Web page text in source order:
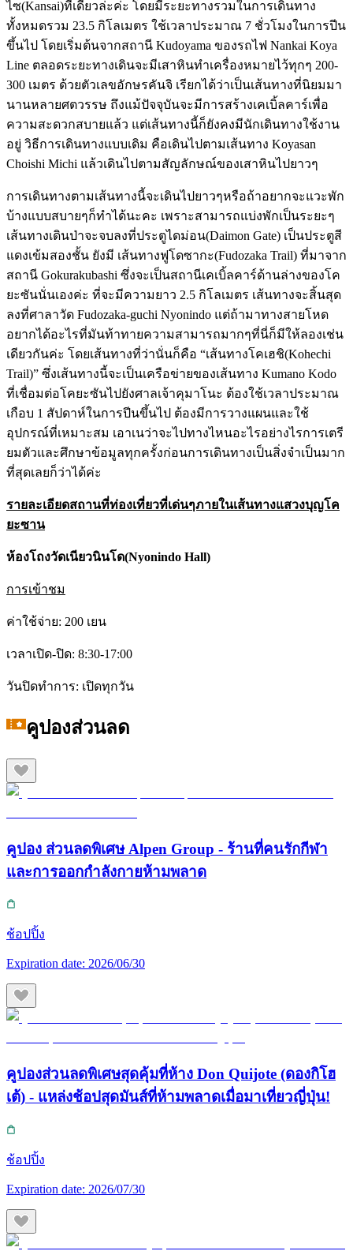
ไซ(Kansai)ทีเดียวล่ะค่ะ โดยมีระยะทางรวมในการเดินทาง
ทั้งหมดรวม 23.5 กิโลเมตร ใช้เวลาประมาณ 7 ชั่วโมงในการปีน
ขึ้นไป โดยเริ่มต้นจากสถานี Kudoyama ของรถไฟ Nankai Koya
Line ตลอดระยะทางเดินจะมีเสาหินทำเครื่องหมายไว้ทุกๆ 200-
300 เมตร ด้วยตัวเลขอักษรคันจิ เรียกได้ว่าเป็นเส้นทางที่นิยมมา
นานหลายศตวรรษ ถึงแม้ปัจจุบันจะมีการสร้างเคเบิ้ลคาร์เพื่อ
ความสะดวกสบายแล้ว แต่เส้นทางนี้ก็ยังคงมีนักเดินทางใช้งาน
อยู่ วิธีการเดินทางแบบเดิม คือเดินไปตามเส้นทาง Koyasan
Choishi Michi แล้วเดินไปตามสัญลักษณ์ของเสาหินไปยาวๆ
การเดินทางตามเส้นทางนี้จะเดินไปยาวๆหรือถ้าอยากจะแวะพัก
บ้างแบบสบายๆก็ทำได้นะคะ เพราะสามารถแบ่งพักเป็นระยะๆ
เส้นทางเดินป่าจะจบลงที่ประตูไดม่อน(Daimon Gate) เป็นประตูสี
แดงเข้มสองชั้น ยังมี เส้นทางฟูโดซากะ(Fudozaka Trail) ที่มาจาก
สถานี Gokurakubashi ซึ่งจะเป็นสถานีเคเบิ้ลคาร์ด้านล่างของโค
ยะซันนั่นเองค่ะ ที่จะมีความยาว 2.5 กิโลเมตร เส้นทางจะสิ้นสุด
ลงที่ศาลาวัด Fudozaka-guchi Nyonindo แต่ถ้ามาทางสายโหด
อยากได้อะไรที่มันท้าทายความสามารถมากๆที่นี่ก็มีให้ลองเช่น
เดียวกันค่ะ โดยเส้นทางที่ว่านั่นก็คือ “เส้นทางโคเฮชิ(Kohechi
Trail)” ซึ่งเส้นทางนี้จะเป็นเครือข่ายของเส้นทาง Kumano Kodo
ที่เชื่อมต่อโคยะซันไปยังศาลเจ้าคุมาโนะ ต้องใช้เวลาประมาณ
เกือบ 1 สัปดาห์ในการปีนขึ้นไป ต้องมีการวางแผนและใช้
อุปกรณ์ที่เหมาะสม เอาเนว่าจะไปทางไหนอะไรอย่างไรการเตรี
ยมตัวและศึกษาข้อมูลทุกครั้งก่อนการเดินทางเป็นสิ่งจำเป็นมาก
ที่สุดเลยก็ว่าได้ค่ะ
รายละเอียดสถานที่ท่องเที่ยวที่เด่นๆภายในเส้นทางแสวงบุญโค
ยะซาน
ห้องโถงวัดเนียวนินโด(Nyonindo Hall)
การเข้าชม
ค่าใช้จ่าย: 200 เยน
เวลาเปิด-ปิด: 8:30-17:00
วันปิดทำการ: เปิดทุกวัน
คูปองส่วนลด
คูปอง ส่วนลดพิเศษ Alpen Group - ร้านที่คนรักกีฬา
และการออกกำลังกายห้ามพลาด
ช้อปปิ้ง
Expiration date: 2026/06/30
คูปองส่วนลดพิเศษสุดคุ้มที่ห้าง Don Quijote (ดองกิโฮ
เต้) - แหล่งช้อปสุดมันส์ที่ห้ามพลาดเมื่อมาเที่ยวญี่ปุ่น!
ช้อปปิ้ง
Expiration date: 2026/07/30